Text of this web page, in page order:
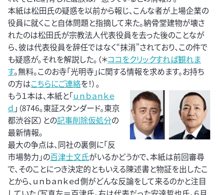
本紙は松田氏の疑惑を以前から報じ、こんな者が上場企業の
役員に就くこと自体問題と指摘して来た。納骨堂建物が壊さ
れたのは松田氏が宗教法人代表役員を去った後のことなが
ら、彼は代表役員を辞任ではなく“抹消”されており、この件で
も疑惑が。それを解説した。（＊ココをクリックすれば観れま
す。無料。このお寺「光明寺」に関する情報を求めます。お持ち
の方はこちらにご連絡を！）。
もう１本は、本紙と「ｕｎｂａｎｋｅ
ｄ 」（8746。東証スタンダード。東京
都渋谷区）との記事削除仮処分の
最新情報。
最大の争点は、同社の裏側に「反
市場勢力」の百津士文氏がいるかどうかで、本紙は前回審尋
で、そのことにつき決定的ともいえる陳述書と物証を出したこ
とから、ｕｎｂａｎｋｅｄ側がどんな反論をして来るのかと注目